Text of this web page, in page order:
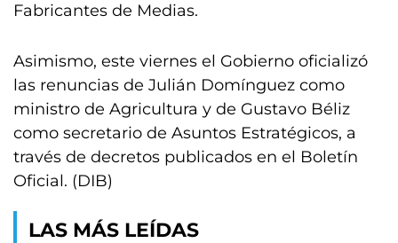
Fabricantes de Medias.
Asimismo, este viernes el Gobierno oficializó
las renuncias de Julián Domínguez como
ministro de Agricultura y de Gustavo Béliz
como secretario de Asuntos Estratégicos, a
través de decretos publicados en el Boletín
Oficial. (DIB)
LAS MÁS LEÍDAS